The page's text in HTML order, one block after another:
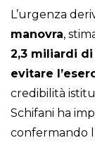
L’urgenza
manovra,
2,3 miliardi
evitare
credibilità
Schifani ha
confermando